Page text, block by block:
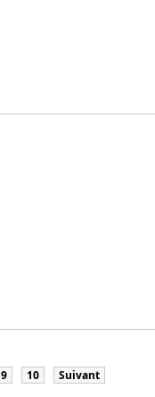
9 10
Suivant